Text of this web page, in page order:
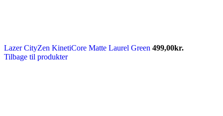
Lazer CityZen KinetiCore Matte Laurel Green 499,00kr.
Tilbage til produkter